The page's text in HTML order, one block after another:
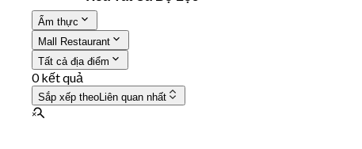
Ẩm thực
Mall Restaurant
Tất cả địa điểm
0 kết quả
Sắp xếp theoLiên quan nhất